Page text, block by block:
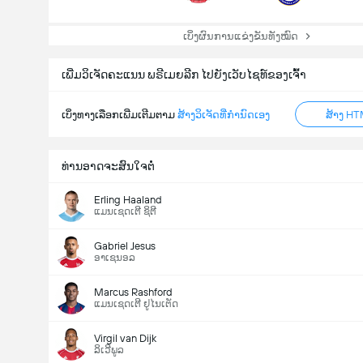
ເບິ່ງຜົນການແຂ່ງຂັນທັງໝົດ
ເພີ່ມວິເຈັດຄະແນນ ພຣີເມຍລີກ ໄປຍັງເວັບໄຊທ໌ຂອງເຈົ້າ
ເບິ່ງທາງເລືອກເພີ່ມເຕີມຕາມ ສ້າງວິເຈັດທີ່ກຳນົດເອງ ສ້າງ
ທ່ານອາດຈະສົນໃຈຕໍ່
Erling Haaland
ແມນເຊດເຕີ ຊິຕີ
Gabriel Jesus
ອາເຊນອລ
Marcus Rashford
ແມນເຊດເຕີ ຢູໄນເຕັດ
Virgil van Dijk
ລິເວີພູລ